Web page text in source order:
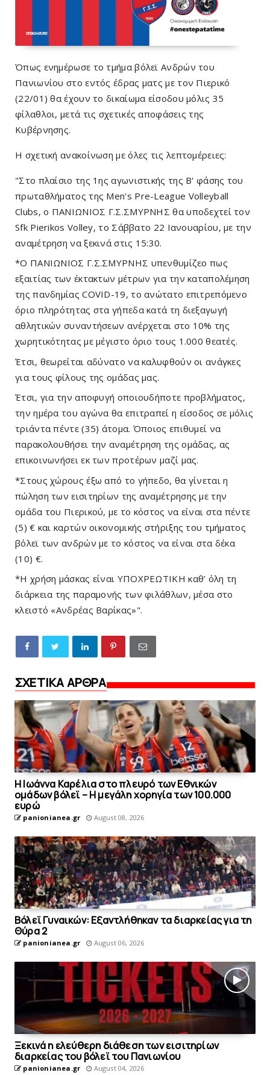
Όπως ενημέρωσε το τμήμα βόλεϊ Ανδρών του
Πανιωνίου στο εντός έδρας ματς με τον Πιερικό
(22/01) θα έχουν το δικαίωμα είσοδου μόλις 35
φίλαθλοι, μετά τις σχετικές αποφάσεις της
Κυβέρνησης.
Η σχετική ανακοίνωση με όλες τις λεπτομέρειες:
"Στο πλαίσιο της 1ης αγωνιστικής της Β' φάσης του
πρωταθλήματος της Men's Pre-League Volleyball
Clubs
Sfk Pierikos Volley, το Σάββατο 22 Ιανουαρίου, με την
αναμέτρηση να ξεκινά στις 15:30.
*Ο ΠΑΝΙΩΝΙΟΣ Γ.Σ.ΣΜΥΡΝΗΣ υπενθυμίζεο πως
εξαιτίας των έκτακτων μέτρων για την καταπολέμηση
της πανδημίας COVID-19, το ανώτατο επιτρεπόμενο
όριο πληρότητας στα γήπεδα κατά τη διεξαγωγή
αθλητικών συναντήσεων ανέρχεται στο 10% της
χωρητικότητας με μέγιστο όριο τους 1.000 θεατές.
Έτσι, θεωρείται αδύνατο να καλυφθούν οι ανάγκες
για τους φίλους της ομάδας μας.
Έτσι, για την αποφυγή οποιουδήποτε προβλήματος,
την ημέρα του αγώνα θα επιτραπεί η είσοδος σε μόλις
τριάντα πέντε (35) άτομα. Όποιος επιθυμεί να
παρακολουθήσει την αναμέτρηση της ομάδας, ας
επικοινωνήσει εκ των προτέρων μαζί μας.
*Στους χώρους έξω από το γήπεδο, θα γίνεται η
πώληση των εισιτηρίων της αναμέτρησης με την
ομάδα του Πιερικού, με το κόστος να είναι στα πέντε
(5) € και καρτών οικονομικής στήριξης του τμήματος
βόλεϊ των ανδρών με το κόστος να είναι στα δέκα
(10) €.
*Η χρήση μάσκας είναι ΥΠΟΧΡΕΩΤΙΚΗ καθ’ όλη τη
διάρκεια της παραμονής των φιλάθλων, μέσα στο
κλειστό «Ανδρέας Βαρίκας»".
ΣΧΕΤΙΚΑ ΑΡΘΡΑ
Η Ιωάννα Καρέλια στο πλευρό των Εθνικών
ομάδων βόλεϊ – H μεγάλη χορηγία των 100.000
ευρώ
panionianea.gr August 08, 2026
Bόλεϊ Γυναικών: Εξαντλήθηκαν τα διαρκείας για τη
Θύρα 2
panionianea.gr August 06, 2026
Ξεκινά η ελεύθερη διάθεση των εισιτηρίων
διαρκείας του βόλεϊ τoυ Πανιωνίου
panionianea.gr August 04, 2026